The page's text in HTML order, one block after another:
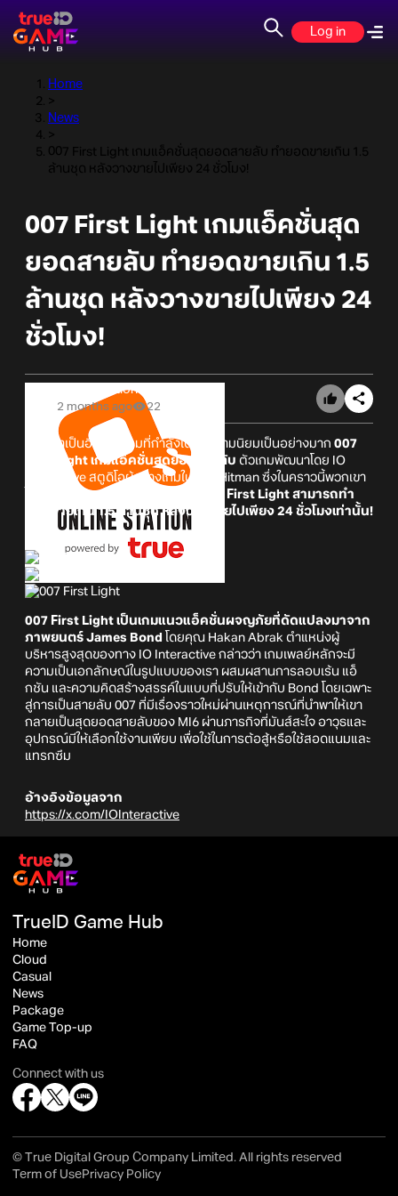
Log in
Home
>
News
>
007 First Light เกมแอ็คชั่นสุดยอดสายลับ ทำยอดขายเกิน 1.5
ล้านชุด หลังวางขายไปเพียง 24 ชั่วโมง!
007 First Light เกมแอ็คชั่นสุด
ยอดสายลับ ทำยอดขายเกิน 1.5
ล้านชุด หลังวางขายไปเพียง 24
ชั่วโมง!
Online Station
2 months ago
22
เรียกว่าเป็นอีกหนึ่งเกมที่กำลังได้รับความนิยมเป็นอย่างมาก 007
First Light เกมแอ็คชั่นสุดยอดสายลับ ตัวเกมพัฒนาโดย IO
Interactive สตูดิโอผู้สร้างเกมในซีรี่ส์ Hitman ซึ่งในคราวนี้พวกเขา
ได้ออกมาประกาศอย่างยิ่งใหญ่ว่า
007 First Light สามารถทำ
ยอดขายเกิน 1.5 ล้านชุด หลังวางขายไปเพียง 24 ชั่วโมงเท่านั้น!
007 First Light เป็นเกมแนวแอ็คชั่นผจญภัยที่ดัดแปลงมาจาก
ภาพยนตร์ James Bond โดยคุณ Hakan Abrak ตำแหน่งผู้
บริหารสูงสุดของทาง IO Interactive กล่าวว่า เกมเพลย์หลักจะมี
ความเป็นเอกลักษณ์ในรูปแบบของเรา ผสมผสานการลอบเร้น แอ็
กชัน และความคิดสร้างสรรค์ในแบบที่ปรับให้เข้ากับ Bond โดยเฉพาะ
สู่การเป็นสายลับ 007 ที่มีเรื่องราวใหม่ผ่านเหตุการณ์ที่นำพาให้เขา
กลายเป็นสุดยอดสายลับของ MI6 ผ่านภารกิจที่มันส์สะใจ อาวุธและ
อุปกรณ์มีให้เลือกใช้งานเพียบ เพื่อใช้ในการต้อสู้หรือใช้สอดแนมและ
แทรกซึม
อ้างอิงข้อมูลจาก
https://x.com/IOInteractive
TrueID Game Hub
Home
Cloud
Casual
News
Package
Game Top-up
FAQ
Connect with us
© True Digital Group Company Limited. All rights reserved
Term of UsePrivacy Policy